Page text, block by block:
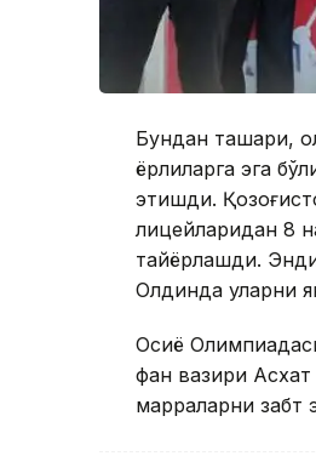
Бундан ташқари,
ёрлиқларга эга
этишди.
лицейларидан 8
тайёрлашди.
Олдинда уларни
Осиё
фан вазири Асхат
марраларни забт